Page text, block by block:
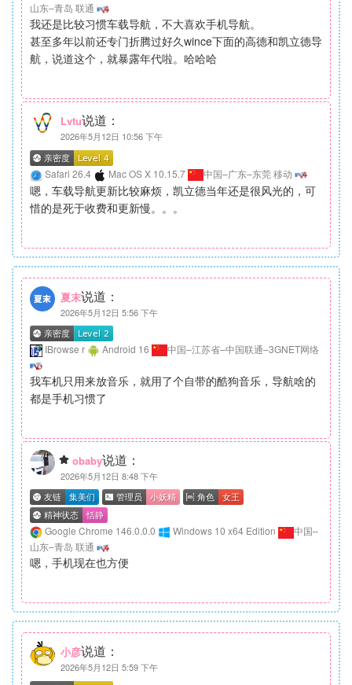
山东–青岛 联通
我还是比较习惯车载导航，不大喜欢手机导航。
甚至多年以前还专门折腾过好久wince下面的高德和凯立德导
航，说道这个，就暴露年代啦。哈哈哈
Lvtu说道：
2026年5月12日 10:56 下午
Safari 26.4 Mac OS X 10.15.7 中国–广东–东莞 移动
嗯，车载导航更新比较麻烦，凯立德当年还是很风光的，可
惜的是死于收费和更新慢。。。
夏末说道：
2026年5月12日 5:56 下午
IBrowse r Android 16 中国–江苏省–中国联通–3GNET网络
我车机只用来放音乐，就用了个自带的酷狗音乐，导航啥的
都是手机习惯了
obaby说道：
2026年5月12日 8:48 下午
Google Chrome 146.0.0.0 Windows 10 x64 Edition
中国–
山东–青岛 联通
嗯，手机现在也方便
小彦说道：
2026年5月12日 5:59 下午